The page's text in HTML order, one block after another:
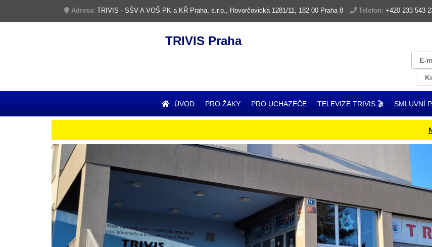
Adresa: TRIVIS - SŠV A VOŠ PK a KŘ Praha, s.r.o., Hovorčovická 1281/11, 182 00 Praha 8 Telefon: +420 233 543
TRIVIS Praha
E-
ÚVOD PRO ŽÁKY PRO UCHAZEČE TELEVIZE TRIVIS 🎬 SMLUVNÍ